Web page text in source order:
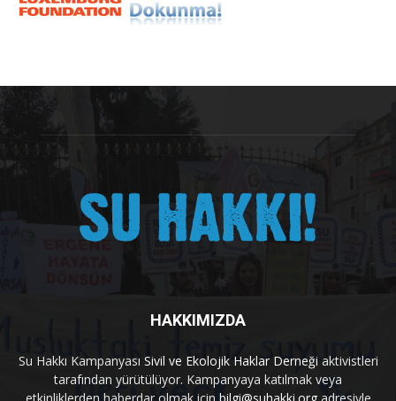
HAKKIMIZDA
Su Hakkı Kampanyası Sivil ve Ekolojik Haklar Derneği aktivistleri
tarafından yürütülüyor. Kampanyaya katılmak veya